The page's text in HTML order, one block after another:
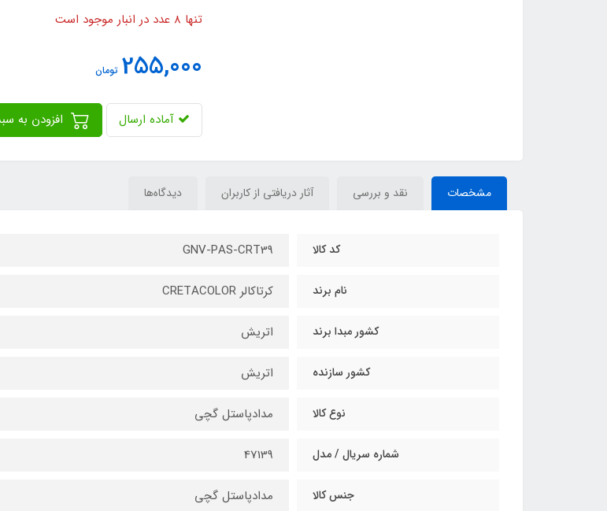
تنها 8 عدد در انبار موجود است
255,000 تومان
آماده ارسال
مشخصات نقد و بررسی آثار دریافتی از کاربران دیدگاه‌ها
کد کالا GNV-PAS-CRT39
نام برند کرتاکالر CRETACOLOR
کشور مبدا برند اتریش
کشور سازنده اتریش
نوع کالا مدادپاستل گچی
شماره سریال / مدل 47139
جنس کالا مدادپاستل گچی